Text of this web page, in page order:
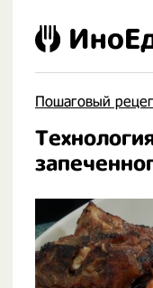
Пошаговый